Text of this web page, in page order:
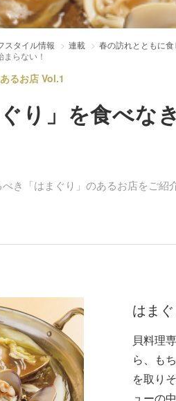
スタイル情報 連載
春の訪れとともに
らない！
るお店 Vol.1
り」を食べな
き「はまぐり」のあるお店をご紹介
はまぐ
貝料理
ら、も
を取り
ューの